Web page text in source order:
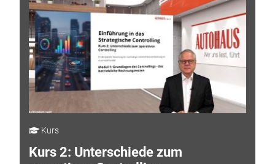
Kurs
Kurs 2: Unterschiede zum